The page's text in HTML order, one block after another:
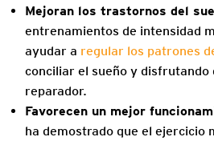
Mejoran los trastornos del
entrenamientos de intensidad
ayudar a regular los patrones
conciliar el sueño y disfrutando
reparador.
Favorecen un mejor
ha demostrado que el ejercicio